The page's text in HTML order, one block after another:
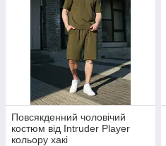
Повсякденний чоловічий
костюм від Intruder Player
кольору хакі